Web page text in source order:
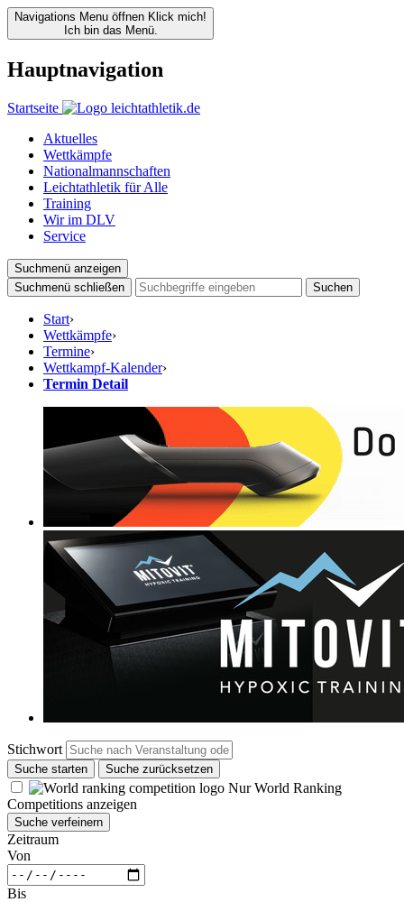
Navigations Menu öffnen Klick mich!
Ich bin das Menü.
Hauptnavigation
Startseite
Aktuelles
Wettkämpfe
Nationalmannschaften
Leichtathletik für Alle
Training
Wir im DLV
Service
Suchmenü anzeigen
Suchmenü schließen
Suchen
Start›
Wettkämpfe›
Termine›
Wettkampf-Kalender›
Termin Detail
Stichwort
Suche starten Suche zurücksetzen
Nur World Ranking
Competitions anzeigen
Suche verfeinern
Zeitraum
Von
Bis